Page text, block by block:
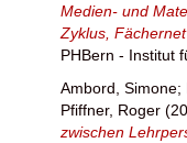
Medien- und
Zyklus,
PHBern - Institut
Ambord, Simone;
Pfiffner, Roger
zwischen